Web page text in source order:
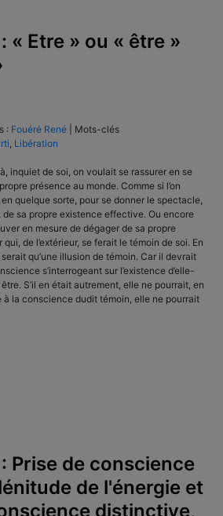
« Etre » ou « être »
: Fouéré René
Mots-clés
, Libération
inquiet de soi, on voulait se rassurer en se
présence au monde. Comme si l’on
quelque sorte, pour se donner le spectacle,
sa propre existence effective. Ou encore
en mesure de dégager de sa propre
de l’extérieur, se ferait le témoin de soi. En
qu’une illusion de témoin. Car il devrait
s’interrogeant sur l’existence d’elle-
S’il en était autrement, elle ne pourrait, en
la conscience dudit témoin, elle ne pourrait
Prise de conscience
de l'énergie et
distinctive,